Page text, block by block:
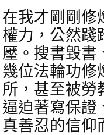
在我才剛剛修
權力，公然踐
壓。搜書毀書
幾位法輪功修
所，甚至被勞
逼迫著寫保證
真善忍的信仰